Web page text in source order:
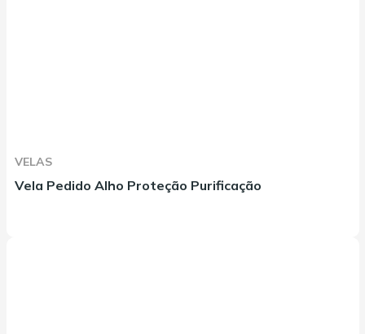
VELAS
Vela Pedido Alho Proteção Purificação